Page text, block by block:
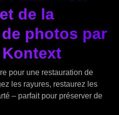
de la
photos par
Kontext
pour une restauration de
les rayures, restaurez les
– parfait pour préserver de